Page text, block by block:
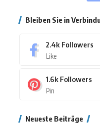
Bleiben Sie in
2.4k Followers
Like
1.6k Followers
Pin
Neueste Beiträge